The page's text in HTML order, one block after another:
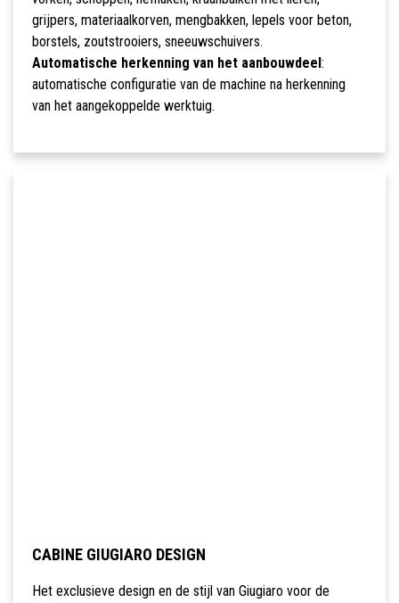
grijpers, materiaalkorven, mengbakken, lepels voor beton,
borstels, zoutstrooiers, sneeuwschuivers.
Automatische herkenning van het aanbouwdeel :
automatische configuratie van de machine na herkenning
van het aangekoppelde werktuig.
CABINE GIUGIARO DESIGN
Het exclusieve design en de stijl van Giugiaro voor de